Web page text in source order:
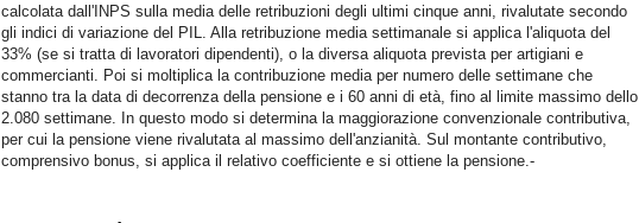
calcolata dall'INPS sulla media delle retribuzioni degli ultimi cinque anni, rivalutate secondo
gli indici di variazione del PIL. Alla retribuzione media settimanale si applica l'aliquota del
33% (se si tratta di lavoratori dipendenti), o la diversa aliquota prevista per artigiani e
commercianti. Poi si moltiplica la contribuzione media per numero delle settimane che
stanno tra la data di decorrenza della pensione e i 60 anni di età, fino al limite massimo dello
2.080 settimane. In questo modo si determina la maggiorazione convenzionale contributiva,
per cui la pensione viene rivalutata al massimo dell'anzianità. Sul montante contributivo,
comprensivo bonus, si applica il relativo coefficiente e si ottiene la pensione.-